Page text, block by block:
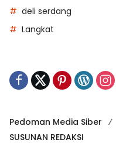
deli serdang
Langkat
Pedoman Media Siber
SUSUNAN REDAKSI